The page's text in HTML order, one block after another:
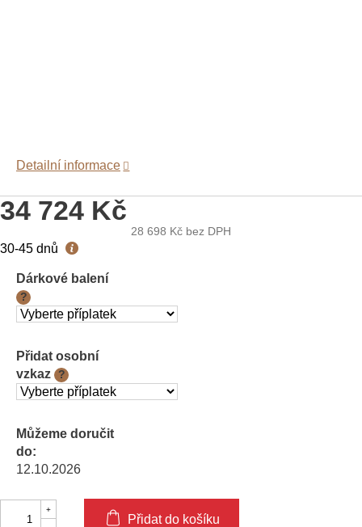
34 724 Kč
28 698 Kč bez DPH
Měrná
30-45 dnů
Dárkové balení
?
Přidat osobní
vzkaz
?
Můžeme doručit
do:
12.10.2026
Přidat do košíku
Detailní informace